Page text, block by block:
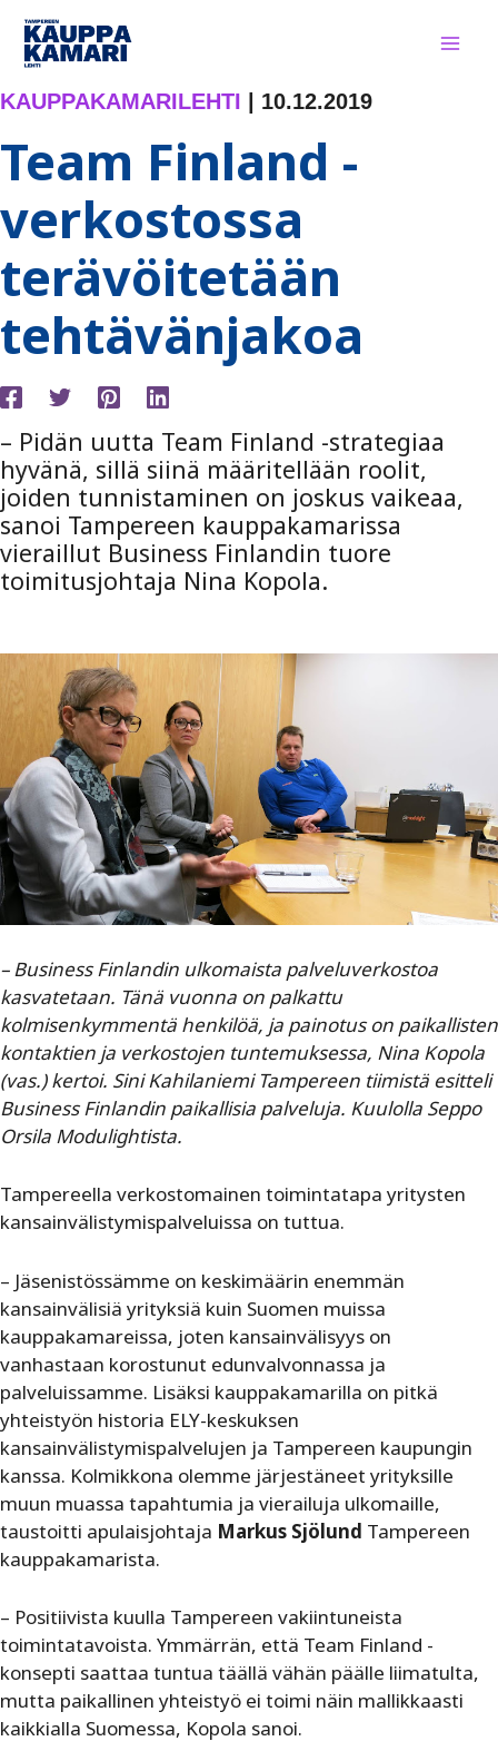
Siirry
sisältöön
KAUPPAKAMARILEHTI 10.12.2019
Team Finland -
verkostossa
terävöitetään
tehtävänjakoa
– Pidän uutta Team Finland -strategiaa
hyvänä, sillä siinä määritellään roolit,
joiden tunnistaminen on joskus vaikeaa,
sanoi Tampereen kauppakamarissa
vieraillut Business Finlandin tuore
toimitusjohtaja Nina Kopola.
– Business Finlandin ulkomaista palveluverkostoa
kasvatetaan. Tänä vuonna on palkattu
kolmisenkymmentä henkilöä, ja painotus on paikallisten
kontaktien ja verkostojen tuntemuksessa, Nina Kopola
(vas.) kertoi. Sini Kahilaniemi Tampereen tiimistä esitteli
Business Finlandin paikallisia palveluja. Kuulolla Seppo
Orsila Modulightista.
Tampereella verkostomainen toimintatapa yritysten
kansainvälistymispalveluissa on tuttua.
– Jäsenistössämme on keskimäärin enemmän
kansainvälisiä yrityksiä kuin Suomen muissa
kauppakamareissa, joten kansainvälisyys on
vanhastaan korostunut edunvalvonnassa ja
palveluissamme. Lisäksi kauppakamarilla on pitkä
yhteistyön historia ELY-keskuksen
kansainvälistymispalvelujen ja Tampereen kaupungin
kanssa. Kolmikkona olemme järjestäneet yrityksille
muun muassa tapahtumia ja vierailuja ulkomaille,
taustoitti apulaisjohtaja Markus Sjölund Tampereen
kauppakamarista.
– Positiivista kuulla Tampereen vakiintuneista
toimintatavoista. Ymmärrän, että Team Finland -
konsepti saattaa tuntua täällä vähän päälle liimatulta,
mutta paikallinen yhteistyö ei toimi näin mallikkaasti
kaikkialla Suomessa, Kopola sanoi.